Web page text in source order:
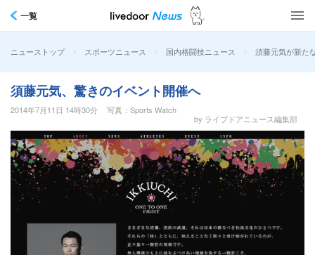
一覧
ニューストップ > スポーツニュース > 国内格闘技ニュース > 須藤元気が新た
須藤元気、驚きのイベント開催へ
2014年7月11日 14時30分
写真：Sports Watch
by ライブドアニュース編集部